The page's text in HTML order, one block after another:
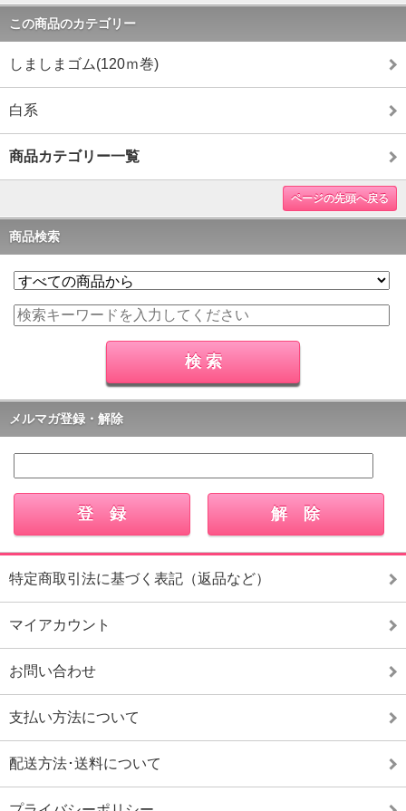
この商品のカテゴリー
しましまゴム(120ｍ巻)
白系
商品カテゴリー一覧
ページの先頭へ戻る
商品検索
メルマガ登録・解除
特定商取引法に基づく表記（返品など）
マイアカウント
お問い合わせ
支払い方法について
配送方法･送料について